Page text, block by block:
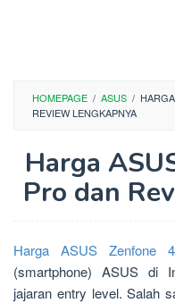
HOMEPAGE / ASUS /
REVIEW LENGKAPNYA
Harga
Pro dan
Harga ASUS Zenfone
(smartphone) ASUS di
jajaran entry level. Salah